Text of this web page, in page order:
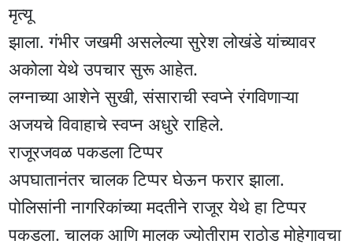
मृत्यू
झाला. गंभीर जखमी असलेल्या सुरेश लोखंडे यांच्यावर
अकोला येथे उपचार सुरू आहेत.
लग्नाच्या आशेने सुखी, संसाराची स्वप्ने रंगविणाऱ्या
अजयचे विवाहाचे स्वप्न अधुरे राहिले.
राजूरजवळ पकडला टिप्पर
अपघातानंतर चालक टिप्पर घेऊन फरार झाला.
पोलिसांनी नागरिकांच्या मदतीने राजूर येथे हा टिप्पर
पकडला. चालक आणि मालक ज्योतीराम राठोड मोहेगावचा